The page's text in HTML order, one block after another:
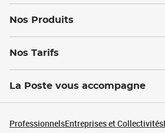
Nos Produits
Nos Tarifs
La Poste vous accompagne
ProfessionnelsEntreprises et Collectivités